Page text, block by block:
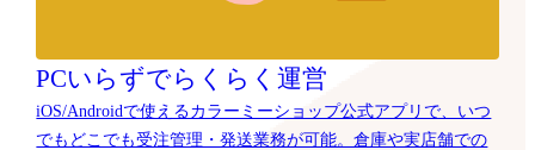
PCいらずでらくらく運営
iOS/Androidで使えるカラーミーショップ公式アプリで、いつ
でもどこでも受注管理・発送業務が可能。倉庫や実店舗での